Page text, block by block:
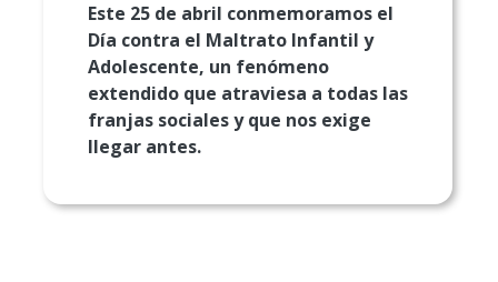
Este 25 de abril conmemoramos el
Día contra el Maltrato Infantil y
Adolescente, un fenómeno
extendido que atraviesa a todas las
franjas sociales y que nos exige
llegar antes.